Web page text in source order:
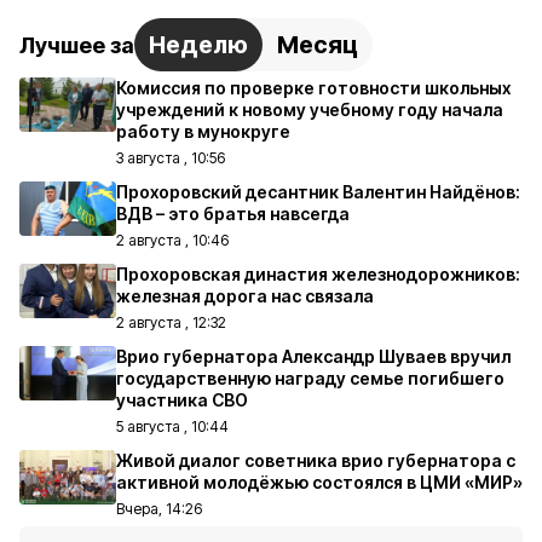
Лучшее за Неделю Месяц
Комиссия по проверке готовности школьных
учреждений к новому учебному году начала
работу в мунокруге
3 августа , 10:56
Прохоровский десантник Валентин Найдёнов:
ВДВ – это братья навсегда
2 августа , 10:46
Прохоровская династия железнодорожников:
железная дорога нас связала
2 августа , 12:32
Врио губернатора Александр Шуваев вручил
государственную награду семье погибшего
участника СВО
5 августа , 10:44
Живой диалог советника врио губернатора с
активной молодёжью состоялся в ЦМИ «МИР»
Вчера, 14:26